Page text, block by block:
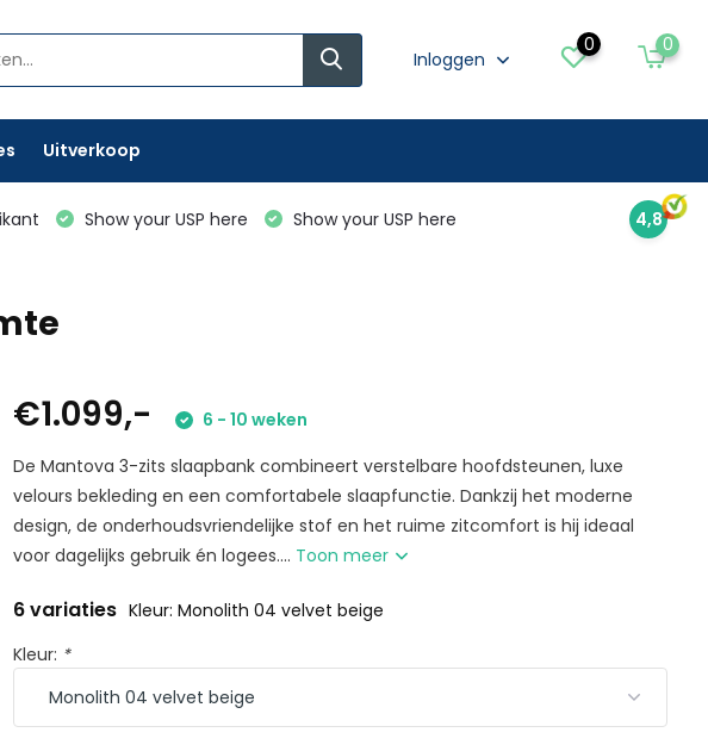
Inloggen
0 0
Uitverkoop
Show your USP here Show your USP here 4,8
€1.099,-
6 - 10 weken
De Mantova 3-zits slaapbank combineert verstelbare hoofdsteunen, luxe
velours bekleding en een comfortabele slaapfunctie. Dankzij het moderne
design, de onderhoudsvriendelijke stof en het ruime zitcomfort is hij ideaal
voor dagelijks gebruik én logees.... Toon meer
6 variaties Kleur: Monolith 04 velvet beige
Kleur: *